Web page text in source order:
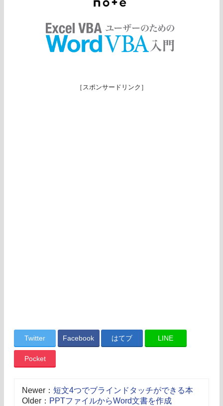
［スポンサードリンク］
Twitter Facebook はてブ LINE
Pocket
Newer： 短文4つでブラインドタッチができる本
Older： PPTファイルからWord文書を作成